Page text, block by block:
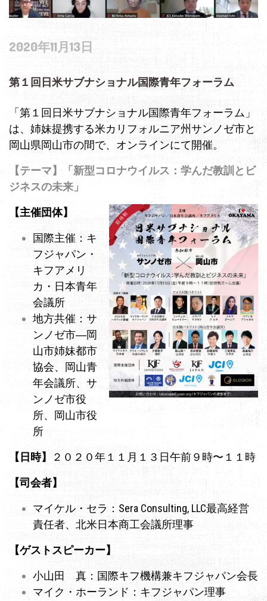
2020年11月13日
第１回日米サブナショナル国際青年フォーラム
「第１回日米サブナショナル国際青年フォーラム」
は、姉妹提携する米カリフォルニア州サンノゼ市と
岡山県岡山市の間で、オンラインにて開催。
【テーマ】「新型コロナウイルス：学んだ教訓とビ
ジネスの未来」
【主催団体】
国際主催：キ
フジャパン・
キフアメリ
カ・日本青年
会議所
地方共催：サ
ンノゼ市―岡
山市姉妹都市
協会、岡山青
年会議所、サ
ンノゼ市役
所、岡山市役
所
【日時】 ２０２０年１１月１３日午前９時〜１１時
【司会者】
マイケル・セラ：Sera Consulting, LLC最高経営
責任者、北米日本商工会議所理事
【ゲストスピーカー】
小山田 真：国際キフ機構兼キフジャパン会長
マイク・ホーランド：キフジャパン理事